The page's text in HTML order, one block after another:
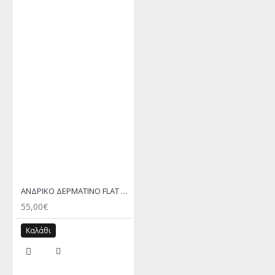
ΑΝΔΡΙΚΟ ΔΕΡΜΑΤΙΝΟ FLAT ΣΑΝΔΑΛΙ ΜΑΥΡΟ ΘΕΜΗΣ
55,00€
Καλάθι